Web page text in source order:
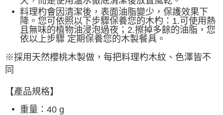
宅配
每筆NT$80，滿NT$490(含以上)免運費
離島宅配
付款後門市自取
料理杓會因清潔後，表面油脂變少，保護效果下
降。您可依照以下步驟保養您的木杓：1.可使用熱
且無味的植物油浸泡過夜；2.擦掉多餘的油脂，您
依以上步驟 定期保養您的木製餐具。
※採用天然櫻桃木製做，每把料理杓木紋、色澤皆不
同
【產品規格】
重量：40 g